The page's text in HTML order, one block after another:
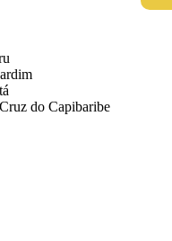
do Capibaribe